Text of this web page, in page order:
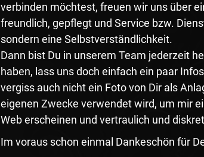
verbinden möchtest, freuen wir uns über
freundlich, gepflegt und Service bzw.
sondern eine Selbstverständlichkeit.
Dann bist Du in unserem Team jederzeit
haben, lass uns doch einfach ein paar
vergiss auch nicht ein Foto von Dir als
eigenen Zwecke verwendet wird, um mir
Web erscheinen und vertraulich und
Im voraus schon einmal Dankeschön für